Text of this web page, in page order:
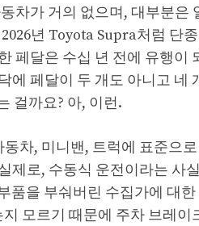
차가 거의 없으며, 대부분은
년 Toyota Supra처럼 단
페달은 수십 년 전에 유행이
페달이 두 개도 아니고 네
걸까요? 아, 이런.
차, 미니밴, 트럭에 표준으
로, 수동식 운전이라는 사
을 부숴버린 수집가에 대
모르기 때문에 주차 브레이